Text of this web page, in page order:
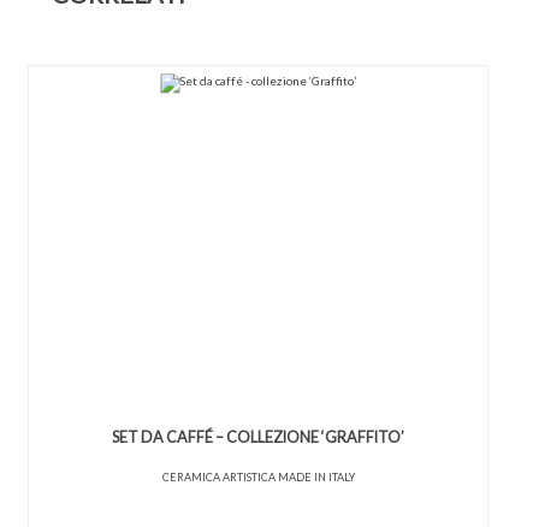
SET DA CAFFÉ – COLLEZIONE ‘GRAFFITO’
CERAMICA ARTISTICA MADE IN ITALY